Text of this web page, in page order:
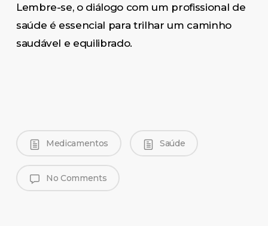
Lembre-se, o diálogo com um profissional de
saúde é essencial para trilhar um caminho
saudável e equilibrado.
Medicamentos Saúde
No Comments